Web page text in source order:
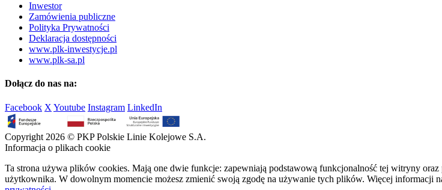
Inwestor
Zamówienia publiczne
Polityka Prywatności
Deklaracja dostępności
www.plk-inwestycje.pl
www.plk-sa.pl
Dołącz do nas na:
Facebook X Youtube Instagram LinkedIn
Copyright 2026 © PKP Polskie Linie Kolejowe S.A.
Informacja o plikach cookie
Ta strona używa plików cookies. Mają one dwie funkcje: zapewniają podstawową funkcjonalność tej witryny
użytkownika. W dowolnym momencie możesz zmienić swoją zgodę na używanie tych plików. Więcej informacji